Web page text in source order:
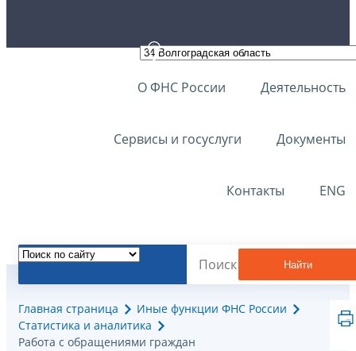
О ФНС России Деятельность
Сервисы и госуслуги Документы
Контакты ENG
Найти
Главная страница
Иные функции ФНС России
Статистика и аналитика
Работа с обращениями граждан